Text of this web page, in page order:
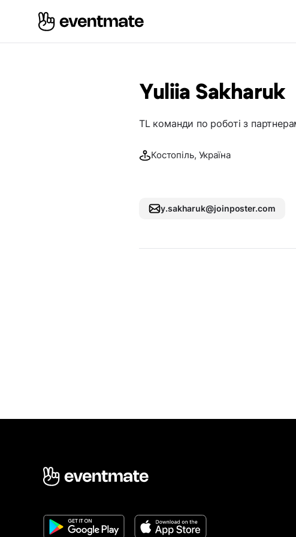
Yuliia Sakharuk
TL команди по роботі з
Костопіль, Україна
y.sakharuk@joinposter.com